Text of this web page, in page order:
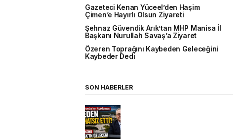
Gazeteci Kenan Yüceel’den Haşim
Çimen’e Hayırlı Olsun Ziyareti
Şehnaz Güvendik Arık’tan MHP Manisa İl
Başkanı Nurullah Savaş’a Ziyaret
Özeren Toprağını Kaybeden Geleceğini
Kaybeder Dedi
SON HABERLER